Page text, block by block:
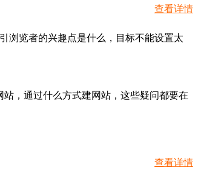
查看详情
浏览者的兴趣点是什么，目标不能设置太
，通过什么方式建网站，这些疑问都要在
查看详情